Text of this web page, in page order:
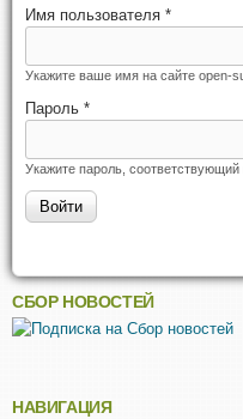
Имя пользователя *
Укажите ваше имя на сайте open-
Пароль *
Укажите пароль,
СБОР НОВОСТЕЙ
НАВИГАЦИЯ